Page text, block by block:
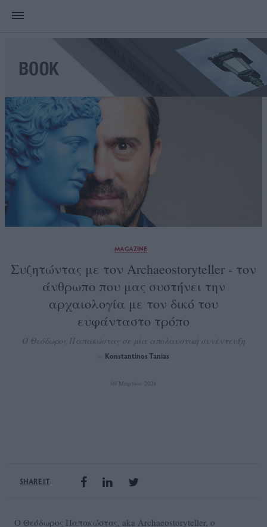
MAGAZINE
Συζητώντας με τον Αrchaeostoryteller - τον
άνθρωπο που μας συστήνει την
αρχαιολογία με τον δικό του
ευφάνταστο τρόπο
Ο Θεόδωρος Παπακώστας σε μία απολαυστική συνέντευξη
Konstantinos Tanias
09 Μαρτίου 2024
SHARE IT
Ο Θεόδωρος Παπακώστας, aka Archaeostoryteller, ο